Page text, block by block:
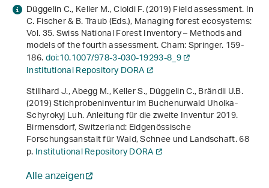
Düggelin C., Keller M., Cioldi F. (2019) Field assessment. In
C. Fischer & B. Traub (Eds.),Managing forest ecosystems:
Vol. 35.Swiss National Forest Inventory – Methods and
models of the fourth assessment. Cham: Springer. 159-
186.doi:10.1007/978-3-030-19293-8_9
Institutional Repository DORA
Stillhard J., Abegg M., Keller S., Düggelin C., Brändli U.B.
(2019)Stichprobeninventur im Buchenurwald Uholka-
Schyrokyj Luh. Anleitung für die zweite Inventur 2019.
Birmensdorf, Switzerland: Eidgenössische
Forschungsanstalt für Wald, Schnee und Landschaft. 68
p.Institutional Repository DORA
Alle anzeigen